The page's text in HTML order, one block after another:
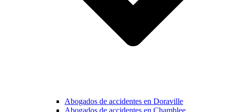
Abogados de accidentes en Doraville
Abogados de accidentes en Chamblee